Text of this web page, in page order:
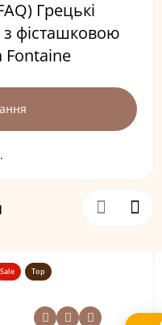
Грецькі
з фісташковою
Sale Top